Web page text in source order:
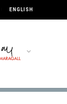
ENGLISH